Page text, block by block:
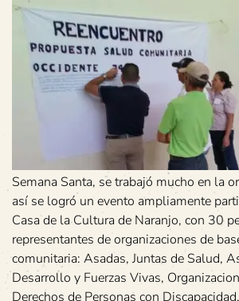
Semana Santa, se trabajó mucho en la
así se logró un evento ampliamente
Casa de la Cultura de Naranjo, con 30
representantes de organizaciones de
comunitaria: Asadas, Juntas de Salud,
Desarrollo y Fuerzas Vivas,
Derechos de Personas con